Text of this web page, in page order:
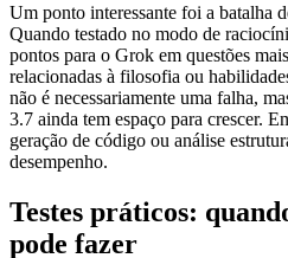
Um ponto interessante foi a batalha
Quando testado no modo de
pontos para o Grok em questões
relacionadas à filosofia ou
não é necessariamente uma falha,
3.7 ainda tem espaço para crescer.
geração de código ou análise
desempenho.
Testes práticos:
pode fazer